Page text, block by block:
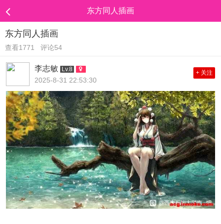
东方同人插画
东方同人插画
查看1771 评论54
李志敏 Lv.8
2025-8-31 22:53:30
+ 关注